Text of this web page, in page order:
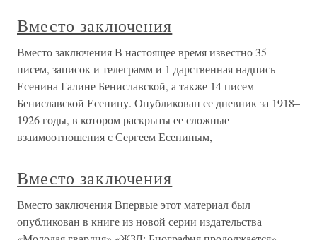
Вместо заключения
Вместо заключения В настоящее время известно 35
писем, записок и телеграмм и 1 дарственная надпись
Есенина Галине Бениславской, а также 14 писем
Бениславской Есенину. Опубликован ее дневник за 1918–
1926 годы, в котором раскрыты ее сложные
взаимоотношения с Сергеем Есениным,
Вместо заключения
Вместо заключения Впервые этот материал был
опубликован в книге из новой серии издательства